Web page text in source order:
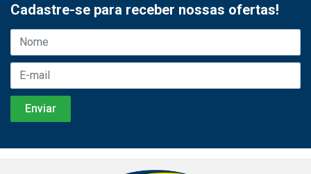
Cadastre-se para receber nossas ofertas!